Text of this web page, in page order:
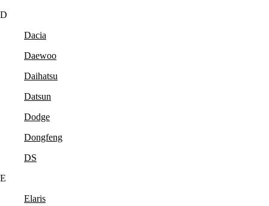
D
Dacia
Daewoo
Daihatsu
Datsun
Dodge
Dongfeng
DS
E
Elaris